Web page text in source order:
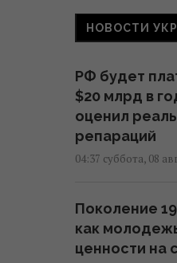
НОВОСТИ
РФ будет
$20 млрд в
оценил
репараций
04:37 суббота, 08
Поколение
как
ценности на